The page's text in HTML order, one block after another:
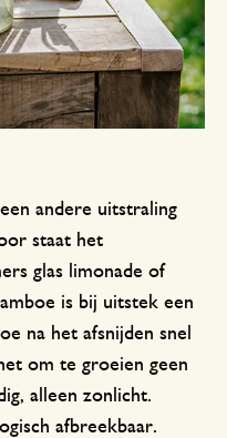
andere uitstraling
staat het
glas limonade of
is bij uitstek een
na het afsnijden snel
om te groeien geen
alleen zonlicht.
afbreekbaar.